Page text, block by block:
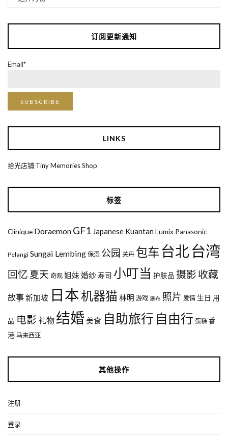
订阅更新通知
Email*
LINKS
拾光店铺 Tiny Memories Shop
标签
Clinique Doraemon GF1 Japanese Kuantan Lumix Panasonic
Pelangi Sungai Lembing 保湿 公园 关丹 包车 台北 台湾
回忆 夏天 奇观 姐妹婚纱 寿司 小叮当 护肤品 摄影 收藏
故事新加坡 日本机器猫 林明 游戏 瀑布 照片 爱情 生日 用
品 电影 礼物 结婚美食 自助旅行 自由行 蛋糕 香
港 马来西亚
其他操作
注册
登录